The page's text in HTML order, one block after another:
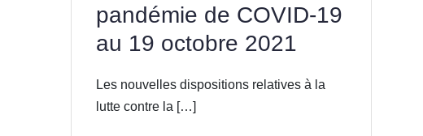
pandémie de COVID-19
au 19 octobre 2021
Les nouvelles dispositions relatives à la
lutte contre la […]